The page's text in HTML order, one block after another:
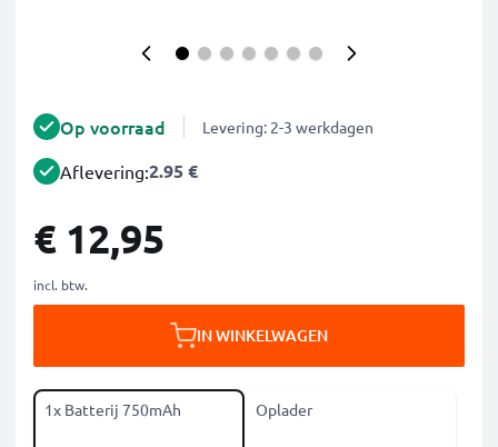
Op voorraad Levering: 2-3 werkdagen
Aflevering:2.95 €
€ 12,95
incl. btw.
IN WINKELWAGEN
1x Batterij 750mAh Oplader